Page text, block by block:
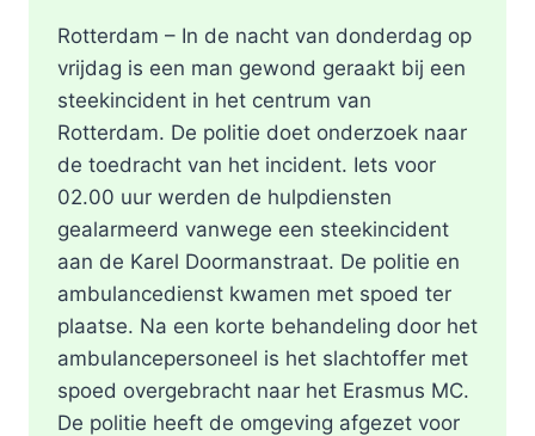
Rotterdam – In de nacht van donderdag op
vrijdag is een man gewond geraakt bij een
steekincident in het centrum van
Rotterdam. De politie doet onderzoek naar
de toedracht van het incident. Iets voor
02.00 uur werden de hulpdiensten
gealarmeerd vanwege een steekincident
aan de Karel Doormanstraat. De politie en
ambulancedienst kwamen met spoed ter
plaatse. Na een korte behandeling door het
ambulancepersoneel is het slachtoffer met
spoed overgebracht naar het Erasmus MC.
De politie heeft de omgeving afgezet voor